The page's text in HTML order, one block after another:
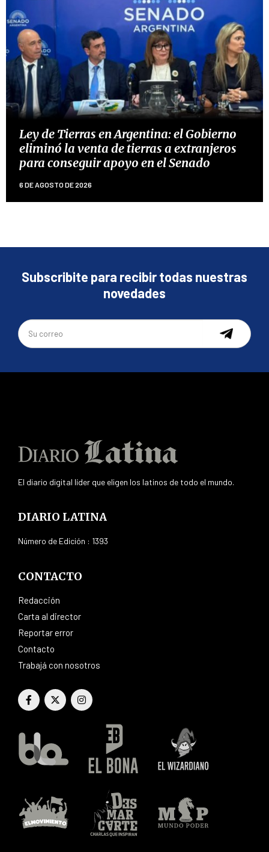
Ley de Tierras en Argentina: el Gobierno
eliminó la venta de tierras a extranjeros
para conseguir apoyo en el Senado
6 DE AGOSTO DE 2026
Subscribite para recibir todas nuestras
novedades
El diario digital líder que eligen los latinos de todo el mundo.
DIARIO LATINA
Número de Edición : 1393
CONTACTO
Redacción
Carta al director
Reportar error
Contacto
Trabajá con nosotros